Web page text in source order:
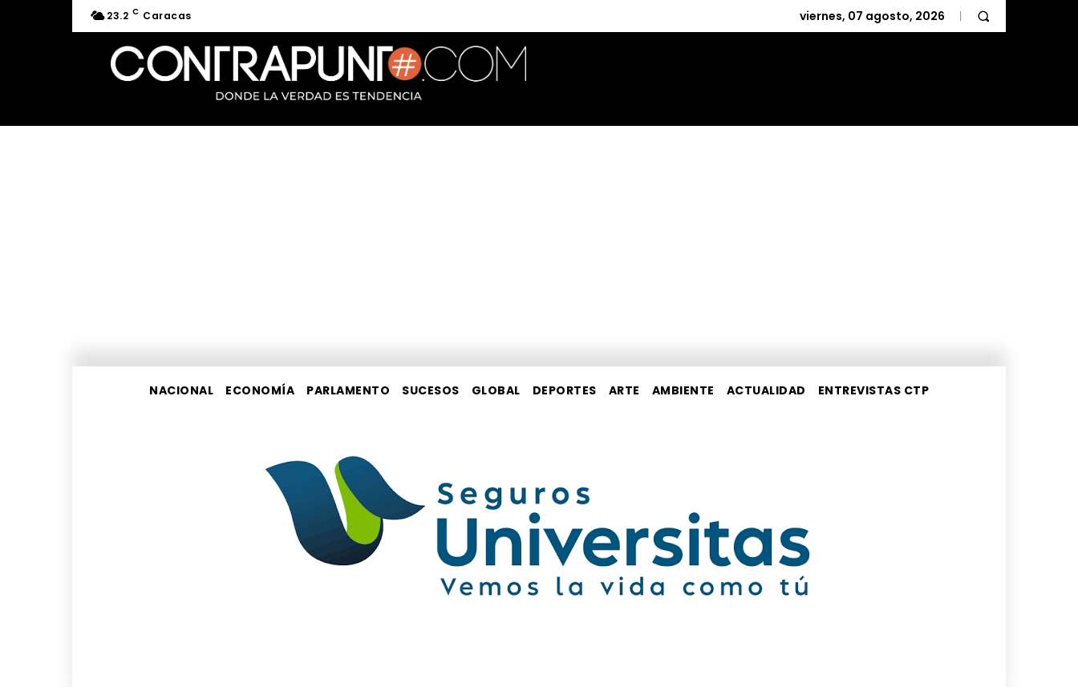
23.2 C Caracas viernes, 07 agosto, 2026
NACIONAL ECONOMÍA PARLAMENTO SUCESOS GLOBAL DEPORTES ARTE AMBIENTE ACTUALIDAD ENTREVISTAS CTP